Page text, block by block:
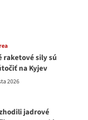
raketové sily sú
na Kyjev
2026
jadrové